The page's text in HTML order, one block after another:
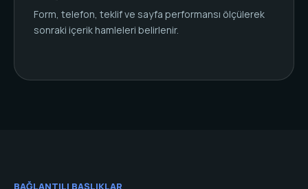
Form, telefon, teklif ve sayfa performansı ölçülerek
sonraki içerik hamleleri belirlenir.
BAĞLANTILI BAŞLIKLAR